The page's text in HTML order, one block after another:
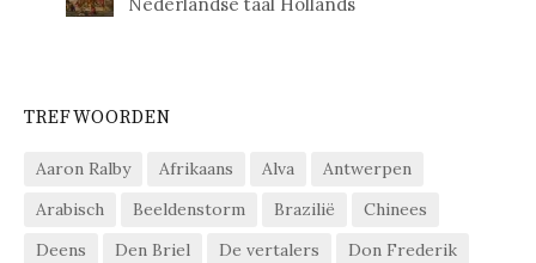
TREFWOORDEN
Aaron Ralby Afrikaans Alva
Antwerpen
Arabisch
Beeldenstorm Brazilië
Chinees
Deens
Den Briel De vertalers
Don Frederik